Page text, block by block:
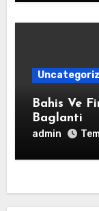
Bahis Ve
Baglanti
admin